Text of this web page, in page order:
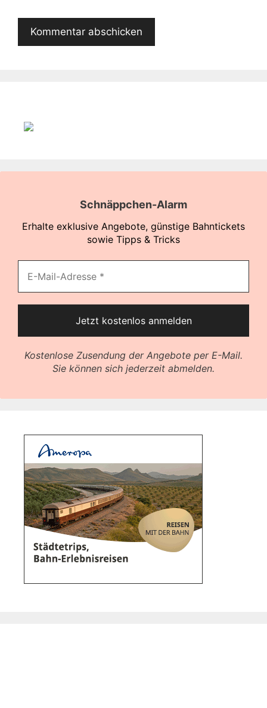
Schnäppchen-Alarm
Erhalte exklusive Angebote, günstige Bahntickets
sowie Tipps & Tricks
Kostenlose Zusendung der Angebote per E-Mail.
Sie können sich jederzeit abmelden.